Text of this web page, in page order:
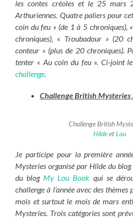
les contes créoles et le 25 mars
Arthuriennes. Quatre paliers pour
coin du feu » (de 1 à 5 chroniques),
chroniques), « Troubadour » (20
conteur » (plus de 20 chroniques).
tenter « Au coin du feu ». Ci-joint
challenge
Challenge British Mysteries
Challenge British
HildeetLou
Je participe pour la première
Mysteries organisé par Hilde du blog
du blog My Lou Book qui se
challenge à l’année avec des
mois et surtout le mois de mars
Mysteries. Trois catégories sont